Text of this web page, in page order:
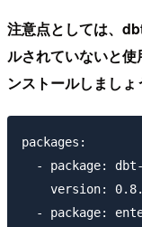
注意点としては、
ルされていないと
ンストールしましょ
packages:
- package:
version:
- package: